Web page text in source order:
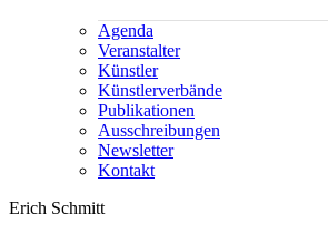
Agenda
Veranstalter
Künstler
Künstlerverbände
Publikationen
Ausschreibungen
Newsletter
Kontakt
Erich Schmitt